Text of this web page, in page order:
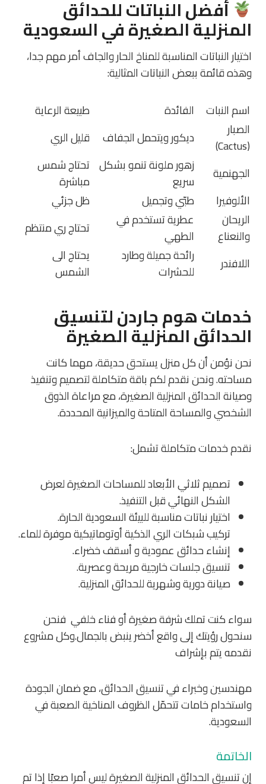
أفضل النباتات للحدائق
المنزلية الصغيرة في السعودية
اختيار النباتات المناسبة للمناخ الحار والجاف أمر مهم جدا،
وهذه قائمة ببعض النباتات المثالية:
اسم النبات
الفائدة
طبيعة الرعاية
الصبار
(Cactus)
ديكور ويتحمل الجفاف
قليل الري
الجهنمية
زهور ملونة تنمو بشكل
سريع
تحتاج شمس
مباشرة
الألوفيرا
طبّي وتجميل
ظل جزئي
الريحان
والنعناع
عطرية تستخدم في
الطهي
تحتاج ري منتظم
اللافندر
رائحة جميلة وطارد
للحشرات
يحتاج الى
الشمس
خدمات هوم جاردن لتنسيق
الحدائق المنزلية الصغيرة
نحن نؤمن أن كل منزل يستحق حديقة، مهما كانت
مساحته. ونحن نقدم لكم باقة متكاملة لتصميم وتنفيذ
وصيانةالحدائق المنزلية الصغيرة، مع مراعاة الذوق
الشخصي والمساحة المتاحة والميزانية المحددة.
نقدم خدمات متكاملة تشمل:
تصميم ثلاثي الأبعاد للمساحات الصغيرة لعرض
الشكل النهائي قبل التنفيذ.
اختيار نباتات مناسبة للبيئة السعودية الحارة.
تركيب شبكات الري الذكيةأوتوماتيكيةموفرة للماء.
إنشاء حدائق عمودية و أسقف خضراء.
تنسيق جلسات خارجية مريحةوعصرية.
صيانة دورية وشهرية للحدائق المنزلية.
سواء كنت تملك شرفة صغيرة أو فناء خلفي فنحن
سنحول رؤيتك إلى واقع أخضر ينبض بالجمال.وكل مشروع
نقدمه يتم بإشراف
مهندسين وخبراء في تنسيق الحدائق، مع ضمان الجودة
واستخدام خامات تتحمّل الظروف المناخية الصعبة في
السعودية.
الخاتمة
إنتنسيق الحدائق المنزلية الصغيرةليس أمرا صعبًا إذا تم